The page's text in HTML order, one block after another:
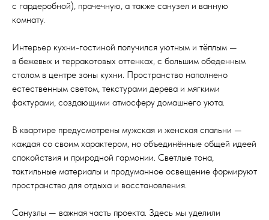
с гардеробной), прачечную, а также санузел и ванную
комнату.
Интерьер кухни-гостиной получился уютным и тёплым —
в бежевых и терракотовых оттенках, с большим обеденным
столом в центре зоны кухни. Пространство наполнено
естественным светом, текстурами дерева и мягкими
фактурами, создающими атмосферу домашнего уюта.
В квартире предусмотрены мужская и женская спальни —
каждая со своим характером, но объединённые общей идеей
спокойствия и природной гармонии. Светлые тона,
тактильные материалы и продуманное освещение формируют
пространство для отдыха и восстановления.
Санузлы — важная часть проекта. Здесь мы уделили